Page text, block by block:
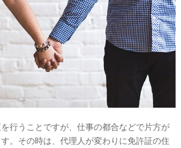
行うことですが、仕事の都合などで片方が
。その時は、代理人が変わりに免許証の住